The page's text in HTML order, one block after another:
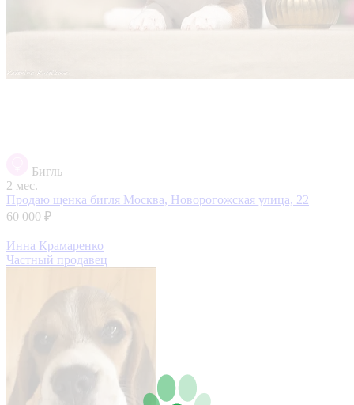
Бигль
2 мес.
Продаю щенка бигля Москва, Новорогожская улица, 22
60 000 ₽
Инна Крамаренко
Частный продавец